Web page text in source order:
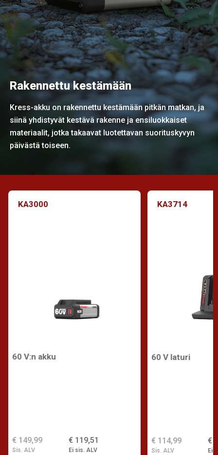
Rakennettu kestämään
Kress-akku on rakennettu kestämään pitkän matkan, ja
siinä yhdistyvät kestävä rakenne ja ensiluokkaiset
materiaalit, jotka takaavat luotettavan suorituskyvyn
päivästä toiseen.
KA3000
60 V:n akku
€ 119,51
Ei sis. ALV
€ 149,99
Sis. ALV
KA3714
60 V laturi
€
Ei
€ 114,99
Sis. ALV